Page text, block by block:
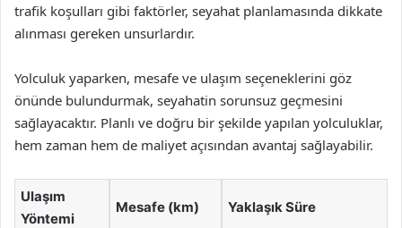
trafik koşulları gibi faktörler, seyahat planlamasında dikkate
alınması gereken unsurlardır.
Yolculuk yaparken, mesafe ve ulaşım seçeneklerini göz
önünde bulundurmak, seyahatin sorunsuz geçmesini
sağlayacaktır. Planlı ve doğru bir şekilde yapılan yolculuklar,
hem zaman hem de maliyet açısından avantaj sağlayabilir.
Ulaşım
Yöntemi
Mesafe (km) Yaklaşık Süre